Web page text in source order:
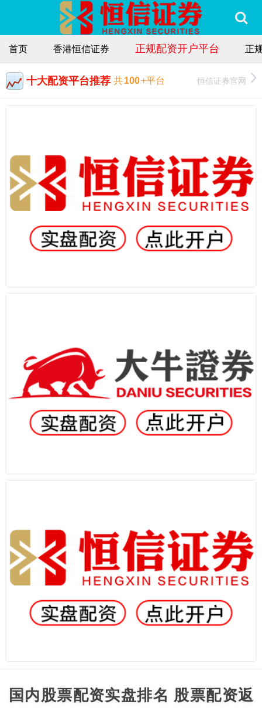
首页 香港恒信证券 正规配资开户平台 正
十大配资平台推荐 共100+平台 恒信证券官网
国内股票配资实盘排名 股票配资返